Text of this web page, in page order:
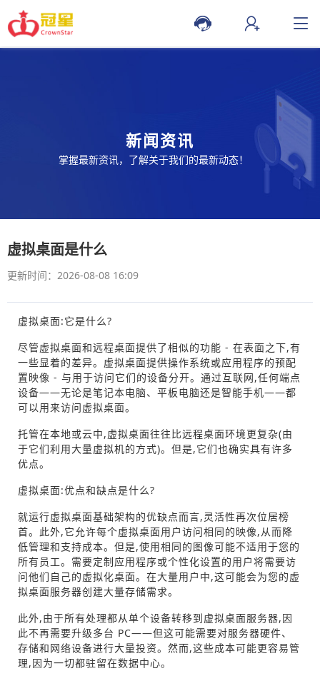
新闻资讯
掌握最新资讯，了解关于我们的最新动态！
虚拟桌面是什么
更新时间：2026-08-08 16:09
虚拟桌面:它是什么?
尽管虚拟桌面和远程桌面提供了相似的功能 - 在表面之下,有
一些显着的差异。虚拟桌面提供操作系统或应用程序的预配
置映像 - 与用于访问它们的设备分开。通过互联网,任何端点
设备——无论是笔记本电脑、平板电脑还是智能手机——都
可以用来访问虚拟桌面。
托管在本地或云中,虚拟桌面往往比远程桌面环境更复杂(由
于它们利用大量虚拟机的方式)。但是,它们也确实具有许多
优点。
虚拟桌面:优点和缺点是什么?
就运行虚拟桌面基础架构的优缺点而言,灵活性再次位居榜
首。此外,它允许每个虚拟桌面用户访问相同的映像,从而降
低管理和支持成本。但是,使用相同的图像可能不适用于您的
所有员工。需要定制应用程序或个性化设置的用户将需要访
问他们自己的虚拟化桌面。在大量用户中,这可能会为您的虚
拟桌面服务器创建大量存储需求。
此外,由于所有处理都从单个设备转移到虚拟桌面服务器,因
此不再需要升级多台 PC——但这可能需要对服务器硬件、
存储和网络设备进行大量投资。然而,这些成本可能更容易管
理,因为一切都驻留在数据中心。